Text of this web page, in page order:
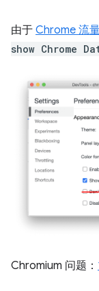
由于 Chrome 流
show Chrome
Chromium 问题：